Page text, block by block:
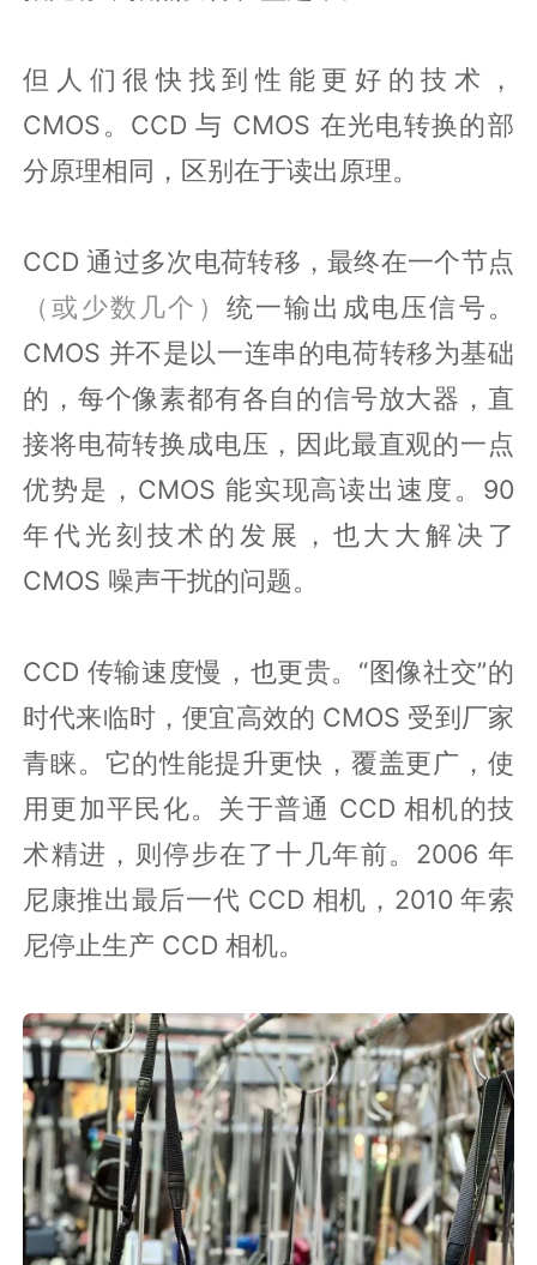
但人们很快找到性能更好的技术，
CMOS。CCD 与 CMOS 在光电转换的部
分原理相同，区别在于读出原理。
CCD 通过多次电荷转移，最终在一个节点
（或少数几个） 统一输出成电压信号。
CMOS 并不是以一连串的电荷转移为基础
的，每个像素都有各自的信号放大器，直
接将电荷转换成电压，因此最直观的一点
优势是，CMOS 能实现高读出速度。90
年代光刻技术的发展，也大大解决了
CMOS 噪声干扰的问题。
CCD 传输速度慢，也更贵。“图像社交”的
时代来临时，便宜高效的 CMOS 受到厂家
青睐。它的性能提升更快，覆盖更广，使
用更加平民化。关于普通 CCD 相机的技
术精进，则停步在了十几年前。2006 年
尼康推出最后一代 CCD 相机，2010 年索
尼停止生产 CCD 相机。